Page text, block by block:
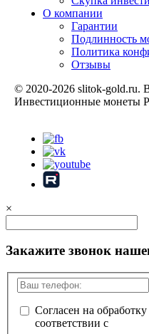
О компании
Гарантии
Подлинность
Политика
Отзывы
© 2020-2026 slitok-gold.ru.
Инвестиционные монеты
×
Закажите звонок
Согласен на
соответствии с